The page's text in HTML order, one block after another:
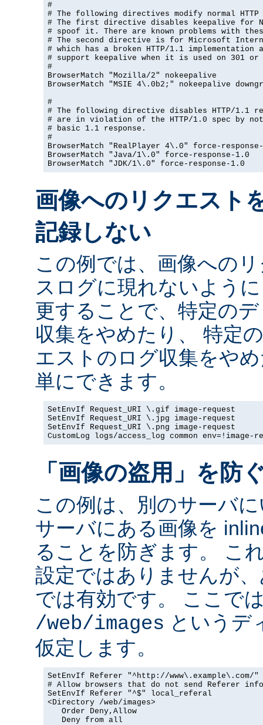
#
# The following directives modify normal HTTP
# The first directive disables keepalive for
# spoof it. There are known problems with
# The second directive is for Microsoft
# which has a broken HTTP/1.1 implementation
# support keepalive when it is used on 301
#
BrowserMatch "Mozilla/2" nokeepalive
BrowserMatch "MSIE 4\.0b2;" nokeepalive
#
# The following directive disables HTTP/1.1
# are in violation of the HTTP/1.0 spec by
# basic 1.1 response.
#
BrowserMatch "RealPlayer 4\.0" force-
BrowserMatch "Java/1\.0" force-response-1.0
BrowserMatch "JDK/1\.0" force-response-1.0
画像へのリクエスト
記録しない
この例では、画像への
スログに現れないよう
更することで、特定の
収集をやめたり、 特定
エストのログ収集をや
単にできます。
SetEnvIf Request_URI \.gif image-request
SetEnvIf Request_URI \.jpg image-request
SetEnvIf Request_URI \.png image-request
CustomLog logs/access_log common env=!image-
「画像の盗用」を防
この例は、別のサーバ
サーバにある画像を
ることを防ぎます。 こ
設定ではありませんが
では有効です。 ここで
/web/images というデ
仮定します。
SetEnvIf Referer "^http://
# Allow browsers that do not send Referer info
SetEnvIf Referer "^$" local_referal
<Directory /web/images>
   Order Deny,Allow
   Deny from all